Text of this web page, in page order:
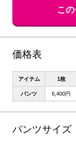
こ
価格表
アイテム 1枚
パンツ 6,400円
パンツサイズ